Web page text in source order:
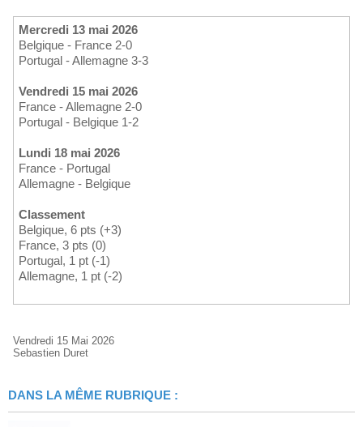
Mercredi 13 mai 2026
Belgique - France 2-0
Portugal - Allemagne 3-3
Vendredi 15 mai 2026
France - Allemagne 2-0
Portugal - Belgique 1-2
Lundi 18 mai 2026
France - Portugal
Allemagne - Belgique
Classement
Belgique, 6 pts (+3)
France, 3 pts (0)
Portugal, 1 pt (-1)
Allemagne, 1 pt (-2)
Vendredi 15 Mai 2026
Sebastien Duret
DANS LA MÊME RUBRIQUE :